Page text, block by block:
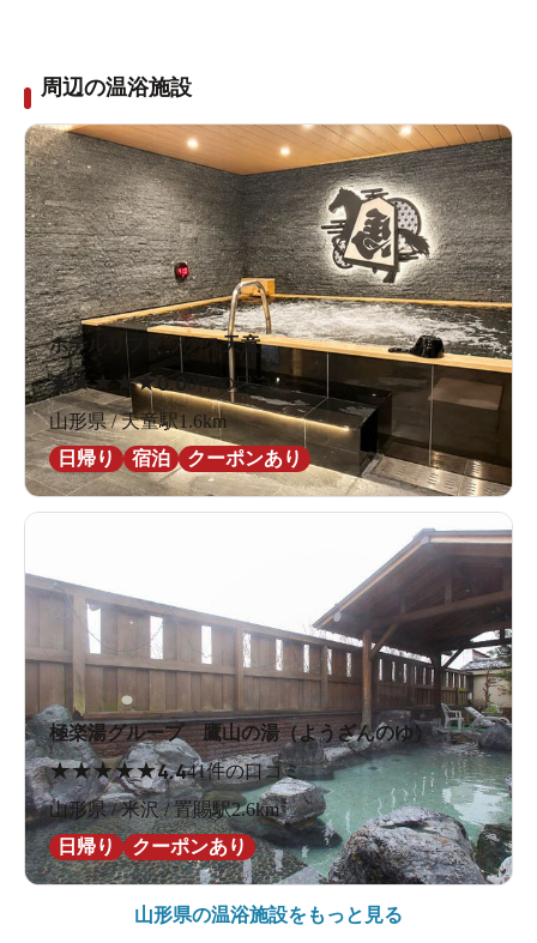
周辺の温浴施設
ホテルリブマックス天童
★★★ ★★0.00件の口コミ
山形県 / 天童駅1.6km
日帰り
宿泊 クーポンあり
極楽湯グループ 鷹山の湯（ようざんのゆ）
★★★★★4.441件の口コミ
山形県 / 米沢 / 置賜駅2.6km
日帰り
クーポンあり
山形県の温浴施設をもっと見る